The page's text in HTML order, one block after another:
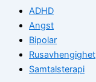
ADHD
Angst
Bipolar
Rusavhengighet
Samtalsterapi